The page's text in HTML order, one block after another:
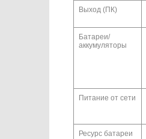
Выход (ПК)
Батареи/
аккумуляторы
Питание от сети
Ресурс батареи